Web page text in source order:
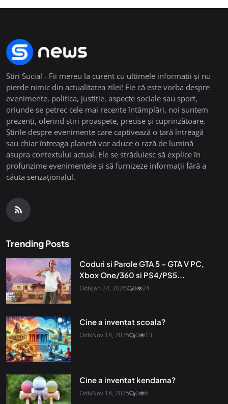
Stiri Sucial - Fii mereu la curent cu ultimele informații și nu
pierde nimic din actualitatea zilei! Fie că este vorba despre
evenimente, politica, justiție, aspecte sociale sau sport,
oriunde se petrec cele mai recente întâmplări, noi suntem
prezenți, oferind știri proaspete, precise și cuprinzătoare.
Știrile despre evenimente care captivează o țară întreagă
sau chiar întreaga planetă vor aduce o rază de lumină
asupra contextului actual. Ele se străduiesc să explice în
profunzime evenimentele și să furnizeze informații fără a
căuta senzaționalul.
Trending Posts
Coduri si Parole GTA 5 – GTA V PC,
Xbox One/360 si PS4/PS5...
OdixJan 24, 2026 0 24
Cine a inventat scoala?
OdixNov 18, 2025 0 13
Cine a inventat kendama?
OdixNov 18, 2025 0 6